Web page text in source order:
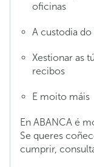
oficinas
A custodia
Xestionar as
recibos
E moito máis
En ABANCA é
Se queres
cumprir,